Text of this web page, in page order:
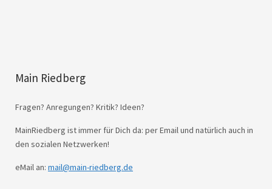
Main Riedberg
Fragen? Anregungen? Kritik? Ideen?
MainRiedberg ist immer für Dich da: per Email und natürlich auch in
den sozialen Netzwerken!
eMail an: mail@main-riedberg.de